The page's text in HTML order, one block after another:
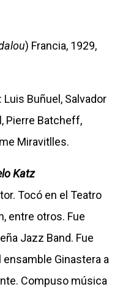
) Francia, 1929,
Buñuel, Salvador
Pierre Batcheff,
Miravitlles.
Katz
Tocó en el Teatro
entre otros. Fue
Jazz Band. Fue
Ginastera a
Compuso música